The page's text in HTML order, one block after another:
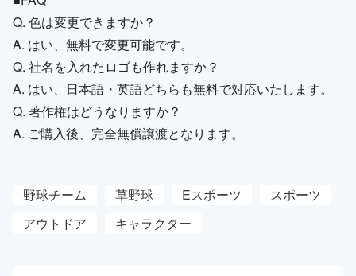
Q. 色は変更できますか？
A. はい、無料で変更可能です。
Q. 社名を入れたロゴも作れますか？
A. はい、日本語・英語どちらも無料で対応いたします。
Q. 著作権はどうなりますか？
A. ご購入後、完全無償譲渡となります。
野球チーム 草野球 Eスポーツ
スポーツ
アウトドア
キャラクター